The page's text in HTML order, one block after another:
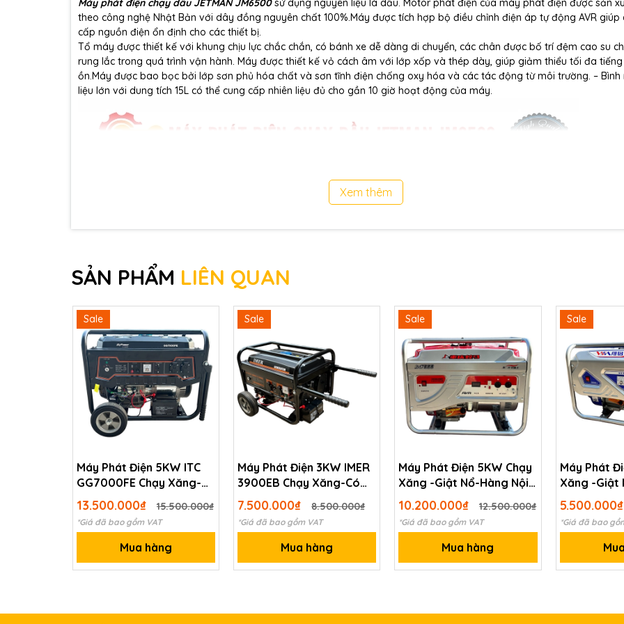
Máy phát điện chạy dầu JETMAN JM6500sử dụng nguyên liệu là dầu. Motor phát điện của máy phát điện được sản
theo công nghệ Nhật Bản với dây đồng nguyên chất 100%.Máy được tích hợp bộ điều chỉnh điện áp tự động AVR giúp
cấp nguồn điện ổn định cho các thiết bị.
Tổ máy được thiết kế với khung chịu lực chắc chắn, có bánh xe dễ dàng di chuyển, các chân được bố trí đệm cao su
rung lắc trong quá trình vận hành. Máy được thiết kế vỏ cách âm với lớp xốp và thép dày, giúp giảm thiểu tối đa tiếng
ồn.Máy được bao bọc bởi lớp sơn phủ hóa chất và sơn tĩnh điện chống oxy hóa và các tác động từ môi trường. – Bình
liệu lớn với dung tích 15L có thể cung cấp nhiên liệu đủ cho gần 10 giờ hoạt động của máy.
Ưu điểm
Xem thêm
SẢN PHẨM LIÊN QUAN
Sale
Máy Phát Điện 5KW ITC
GG7000FE Chạy Xăng-
Có Đề Nổ
13.500.000₫ 15.500.000₫
*Giá đã bao gồm VAT
Mua hàng
Sale
Máy Phát Điện 3KW IMER
3900EB Chạy Xăng-Có
Đề Nổ
7.500.000₫ 8.500.000₫
*Giá đã bao gồm VAT
Mua hàng
Sale
Máy Phát Điện 5KW Chạy
Xăng -Giật Nổ-Hàng Nội
Địa Trung
10.200.000₫ 12.500.000₫
*Giá đã bao gồm VAT
Mua hàng
Sale
Máy Phát
Xăng -Giật
Địa Trung
5.500.000₫
*Giá đã bao